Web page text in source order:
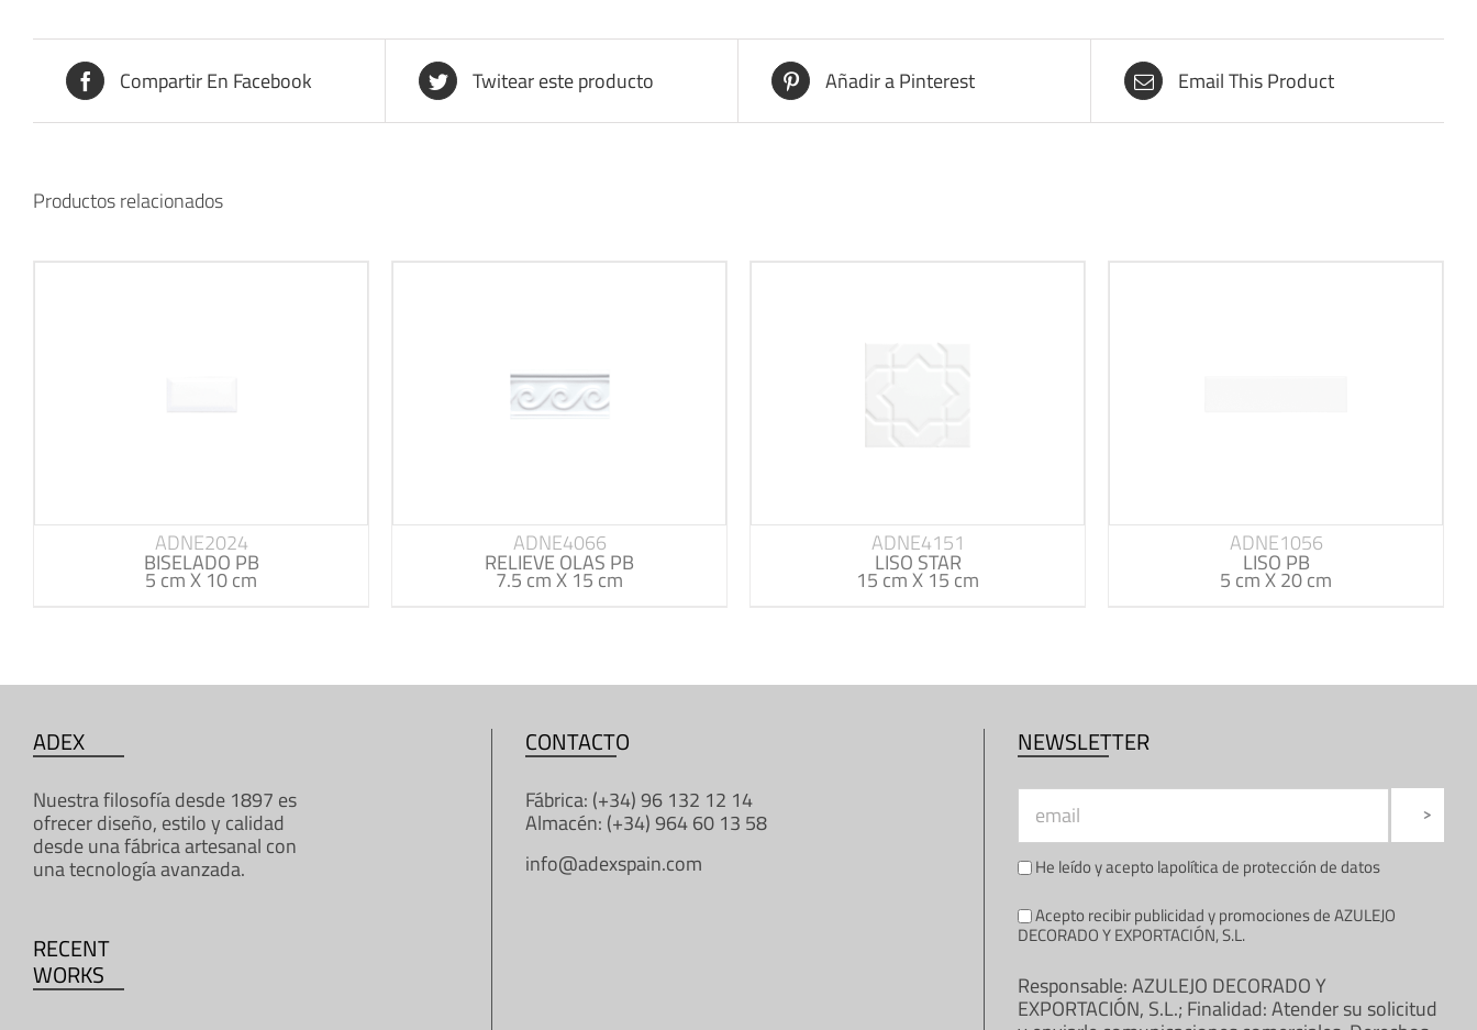
Compartir En Facebook Twitear este producto Añadir a Pinterest Email This Product
Productos relacionados
ADNE2024
BISELADO PB
5 cm X 10 cm
ADNE4066
RELIEVE OLAS PB
7.5 cm X 15 cm
ADNE4151
LISO STAR
15 cm X 15 cm
ADNE1056
LISO PB
5 cm X 20 cm
ADEX
Nuestra filosofía desde 1897 es
ofrecer diseño, estilo y calidad
desde una fábrica artesanal con
una tecnología avanzada.
RECENT
WORKS
CONTACTO
Fábrica: (+34) 96 132 12 14
Almacén: (+34) 964 60 13 58
info@adexspain.com
NEWSLETTER
He leído y acepto lapolítica de protección de datos
Acepto recibir publicidad y promociones de AZULEJO
DECORADO Y EXPORTACIÓN, S.L.
Responsable: AZULEJO DECORADO Y
EXPORTACIÓN, S.L.; Finalidad: Atender su solicitud